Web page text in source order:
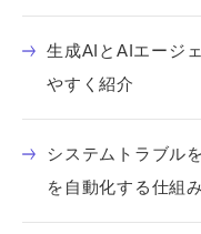
生成AIとAIエージ
やすく紹介
システムトラブル
を自動化する仕組